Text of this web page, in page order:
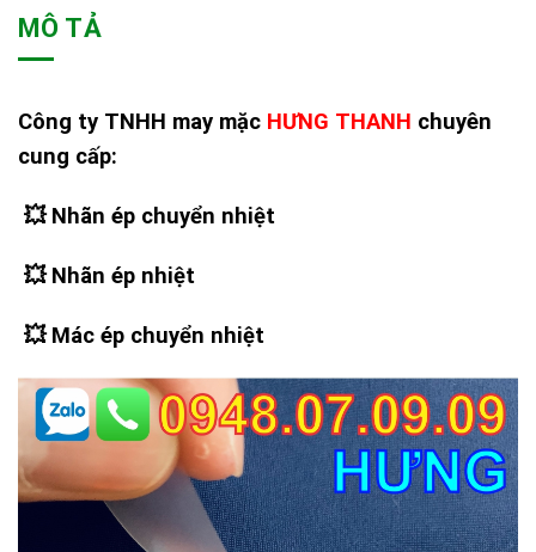
MÔ TẢ
Công ty TNHH may mặc HƯNG THANH chuyên
cung cấp:
💥 Nhãn ép chuyển nhiệt
💥Nhãn ép nhiệt
💥Mác ép chuyển nhiệt